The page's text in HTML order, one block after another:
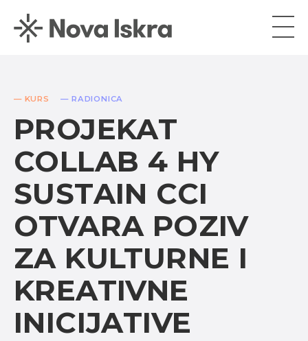
— KURS — RADIONICA
PROJEKAT
COLLAB 4 HY
SUSTAIN CCI
OTVARA POZIV
ZA KULTURNE I
KREATIVNE
INICIJATIVE